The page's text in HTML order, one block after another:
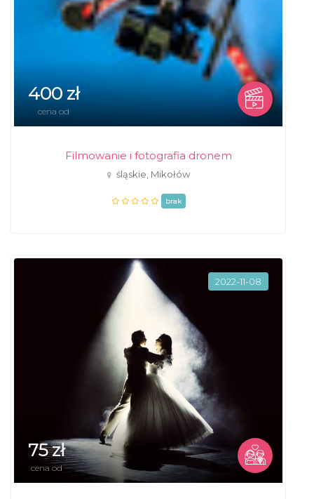
400 zł
cena od
Filmowanie i fotografia dronem
śląskie, Mikołów
brak
2022-11-08
75 zł
cena od